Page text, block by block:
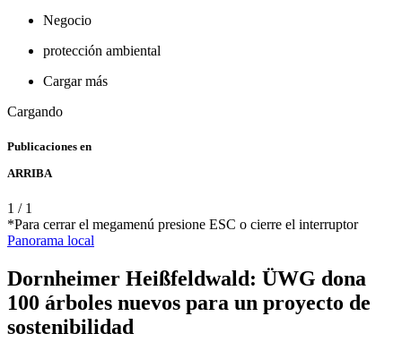
Negocio
protección ambiental
Cargar más
Cargando
Publicaciones en
ARRIBA
1 / 1
*Para cerrar el megamenú presione ESC o cierre el interruptor
Panorama local
Dornheimer Heißfeldwald: ÜWG dona
100 árboles nuevos para un proyecto de
sostenibilidad